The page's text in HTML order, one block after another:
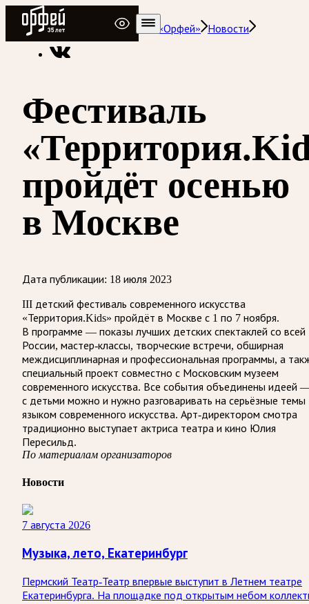
Радио Орфей
Радио классической музыки «Орфей»
Новости
Фестиваль
пройдёт осенью
в Москве
Дата публикации: 18 июля 2023
III детский фестиваль современного искусства
«Территория.Kids» пройдёт в Москве с 1 по 7 ноября.
В программе — показы лучших детских спектаклей со всей
России, мастер-классы, творческие встречи, обширная
междисциплинарная и профессиональная программы, а
специальный проект совместно с Московским музеем
современного искусства. Все события объединены идеей
с детьми можно и нужно разговаривать на серьёзные темы
языком современного искусства. Арт-директором смотра
традиционно выступает актриса театра и кино Юлия
Пересильд.
По материалам организаторов
Новости
7 августа 2026
Музыка, лето, Екатеринбург
Пермский Театр-Театр впервые выступит в Летнем театре
Екатеринбурга. На площадке под открытым небом